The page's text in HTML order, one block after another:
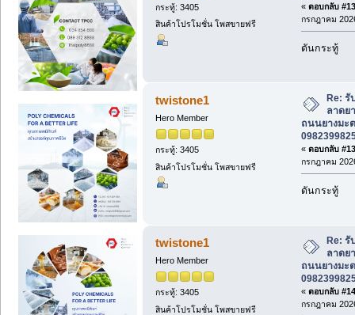
กระทู้: 3405
สินค้าโปรโมชั่น โพสขายฟรี
« ตอบกลับ
กรกฎาคม
ดันกระทู้
twistone1
Hero Member
กระทู้: 3405
สินค้าโปรโมชั่น โพสขายฟรี
Re: รั
ลาดย
ถนนยางมะ
« ตอบกลับ
กรกฎาคม
ดันกระทู้
twistone1
Hero Member
กระทู้: 3405
สินค้าโปรโมชั่น โพสขายฟรี
Re: รั
ลาดย
ถนนยางมะ
« ตอบกลับ
กรกฎาคม